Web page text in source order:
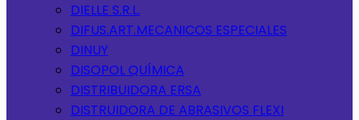
DIELLE S.R.L.
DIFUS.ART.MECANICOS ESPECIALES
DINUY
DISOPOL QUÍMICA
DISTRIBUIDORA ERSA
DISTRUIDORA DE ABRASIVOS FLEXI